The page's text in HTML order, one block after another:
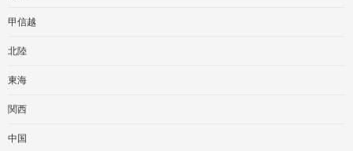
甲信越
北陸
東海
関西
中国